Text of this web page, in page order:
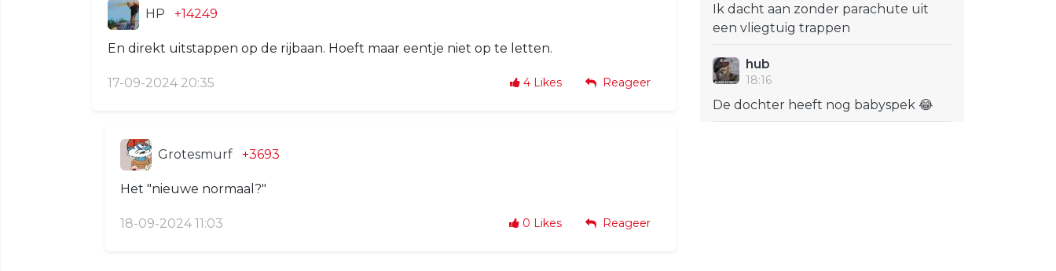
HP +14249
En direkt uitstappen op de rijbaan. Hoeft maar eentje niet op te letten.
17-09-2024 20:35 4 Likes Reageer
Grotesmurf +3693
Het "nieuwe normaal?"
18-09-2024 11:03 0 Likes Reageer
Ik dacht aan zonder parachute uit
een vliegtuig trappen
hub
18:16
De dochter heeft nog babyspek 😂